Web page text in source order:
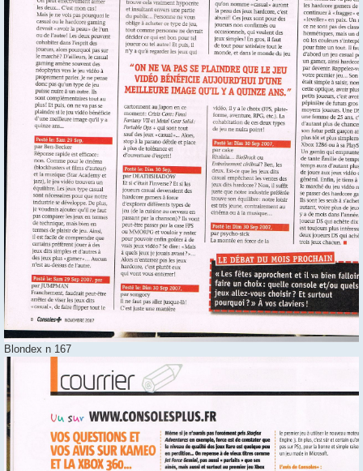
Blondex n 167